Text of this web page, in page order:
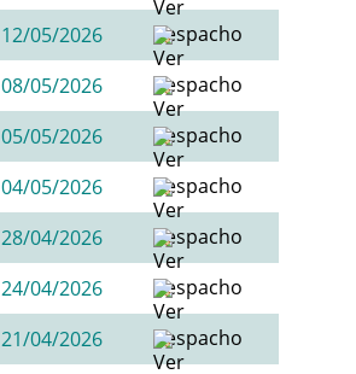
12/05/2026
08/05/2026
05/05/2026
04/05/2026
28/04/2026
24/04/2026
21/04/2026